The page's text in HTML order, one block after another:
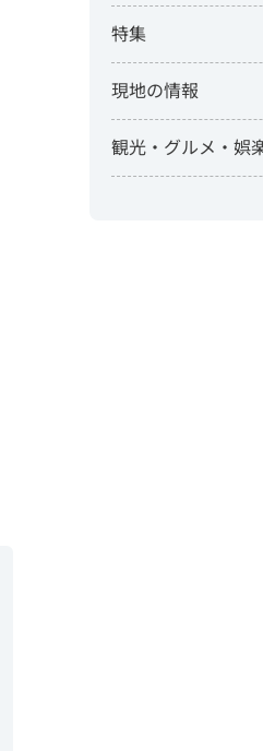
特集
現地の情報
観光・グルメ・娯